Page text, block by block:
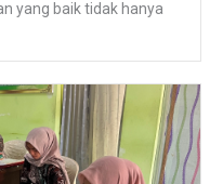
yang baik tidak hanya